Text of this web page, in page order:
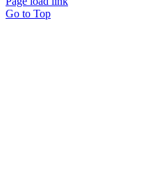
Go to Top